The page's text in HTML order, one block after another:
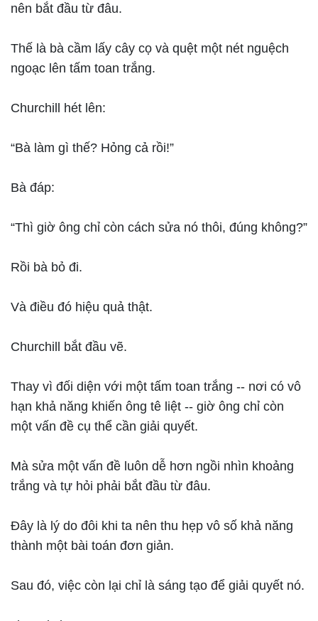
nên bắt đầu từ đâu.
Thế là bà cầm lấy cây cọ và quệt một nét nguệch
ngoạc lên tấm toan trắng.
Churchill hét lên:
“Bà làm gì thế? Hỏng cả rồi!”
Bà đáp:
“Thì giờ ông chỉ còn cách sửa nó thôi, đúng không?”
Rồi bà bỏ đi.
Và điều đó hiệu quả thật.
Churchill bắt đầu vẽ.
Thay vì đối diện với một tấm toan trắng -- nơi có vô
hạn khả năng khiến ông tê liệt -- giờ ông chỉ còn
một vấn đề cụ thể cần giải quyết.
Mà sửa một vấn đề luôn dễ hơn ngồi nhìn khoảng
trắng và tự hỏi phải bắt đầu từ đâu.
Đây là lý do đôi khi ta nên thu hẹp vô số khả năng
thành một bài toán đơn giản.
Sau đó, việc còn lại chỉ là sáng tạo để giải quyết nó.